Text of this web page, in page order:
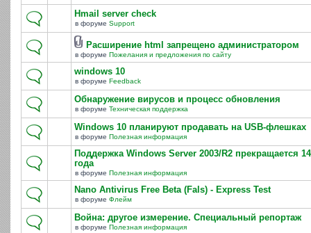
Hmail server check
в форуме Support
Расширение html запрещено администратором
в форуме Пожелания и предложения по сайту
windows 10
в форуме Feedback
Обнаружение вирусов и процесс обновления
в форуме Техническая поддержка
Windows 10 планируют продавать на USB-флешках
в форуме Полезная информация
Поддержка Windows Server 2003/R2 прекращается
года
в форуме Полезная информация
Nano Antivirus Free Beta (Fals) - Express Test
в форуме Флейм
Война: другое измерение. Специальный репортаж
в форуме Полезная информация